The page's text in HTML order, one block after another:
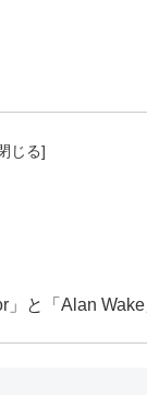
と「Alan Wake